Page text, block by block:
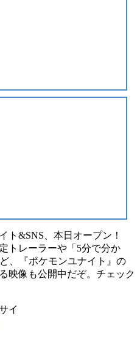
ト&SNS、本日オープン！
トレーラーや「5分で分か
、『ポケモンユナイト』の
映像も公開中だぞ。チェック
イ